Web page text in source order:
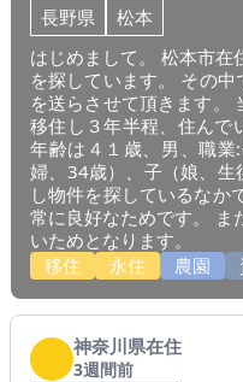
長野県
松本
はじめまして。 松本市在
を探しています。 その
を送らさせて頂きます。
移住し３年半程、住んで
年齢は４１歳、男、職
婦、34歳）、子（娘、生
し物件を探しているなか
常に良好なためです。 ま
いためとなります。
移住
永住 農園
神奈川県在住
3週間前